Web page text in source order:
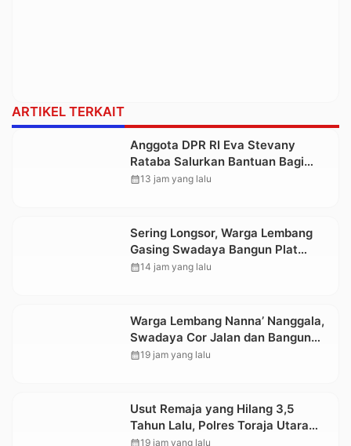
ARTIKEL TERKAIT
Anggota DPR RI Eva Stevany
Rataba Salurkan Bantuan Bagi
Warga Terdampak Longsor di
calendar_month13 jam yang lalu
Sering Longsor, Warga Lembang
Gasing Swadaya Bangun Plat
Deker dan Talut Jalan Penghubung
calendar_month14 jam yang lalu
Warga Lembang Nanna’ Nanggala,
Swadaya Cor Jalan dan Bangun
Jembatan
calendar_month19 jam yang lalu
Usut Remaja yang Hilang 3,5
Tahun Lalu, Polres Toraja Utara
Kembali Datangi TKP
calendar_month19 jam yang lalu